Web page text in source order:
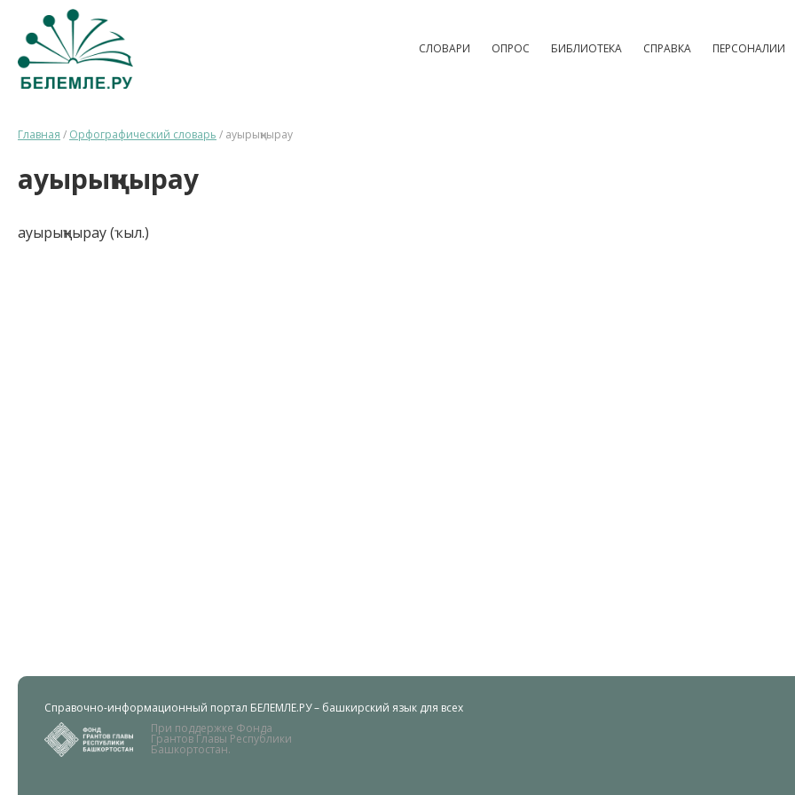
СЛОВАРИ ОПРОС БИБЛИОТЕКА СПРАВКА ПЕРСОНАЛИИ
Главная / Орфографический словарь / ауырыңҡырау
ауырыңҡырау
ауырыңҡырау (ҡыл.)
Справочно-информационный портал БЕЛЕМЛЕ.РУ – башкирский язык для всех
При поддержке Фонда
Грантов Главы Республики
Башкортостан.